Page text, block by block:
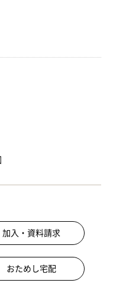
加入・資料請求
おためし宅配